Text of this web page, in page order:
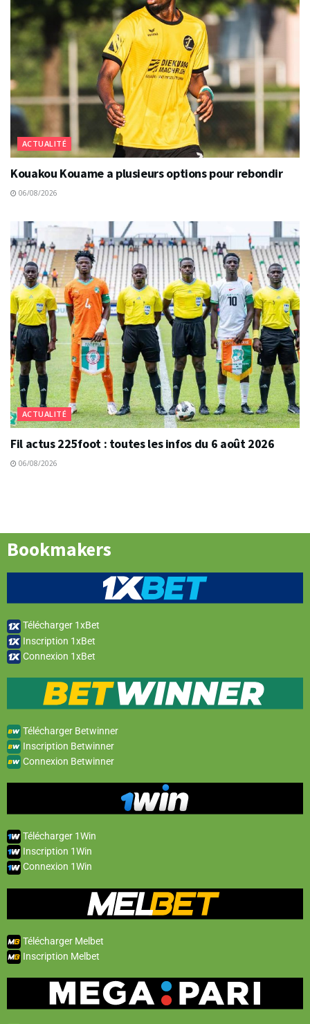
ACTUALITÉ
Kouakou Kouame a plusieurs options pour rebondir
06/08/2026
ACTUALITÉ
Fil actus 225foot : toutes les infos du 6 août 2026
06/08/2026
Bookmakers
Télécharger 1xBet
Inscription 1xBet
Connexion 1xBet
Télécharger Betwinner
Inscription Betwinner
Connexion Betwinner
Télécharger 1Win
Inscription 1Win
Connexion 1Win
Télécharger Melbet
Inscription Melbet